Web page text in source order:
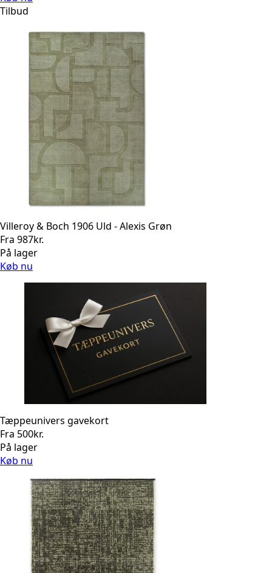
Tilbud
Villeroy & Boch 1906 Uld - Alexis Grøn
Fra 987kr.
På lager
Køb nu
Tæppeunivers gavekort
Fra 500kr.
På lager
Køb nu